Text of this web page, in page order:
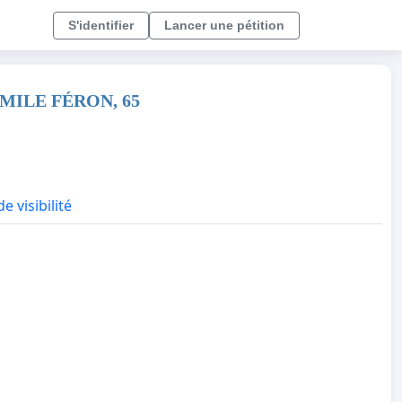
S'identifier Lancer une pétition
FÉRON, 65
visibilité